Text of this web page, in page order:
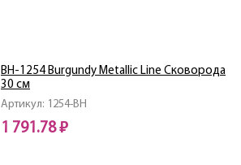
Артикул: 1254-BH
ВН-1254 Burgundy Metallic Line Сковорода
30 см
1 791.78 ₽